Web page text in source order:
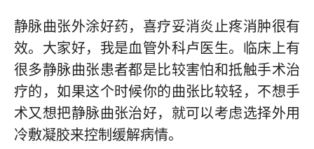
静脉曲张外涂好药，喜疗妥消炎止疼消肿很有
效。大家好，我是血管外科卢医生。临床上有
很多静脉曲张患者都是比较害怕和抵触手术治
疗的，如果这个时候你的曲张比较轻，不想手
术又想把静脉曲张治好，就可以考虑选择外用
冷敷凝胶来控制缓解病情。